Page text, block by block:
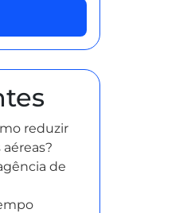
reduzir
de